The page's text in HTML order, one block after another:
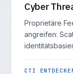
Cyber
Proprietäre
angreifen:
CTI